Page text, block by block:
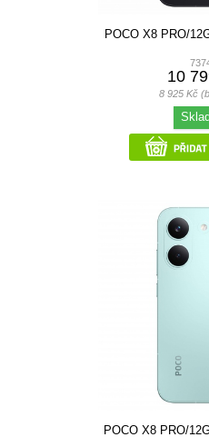
POCO X8 PRO/
10
8 925 Kč
POCO X8 PRO/